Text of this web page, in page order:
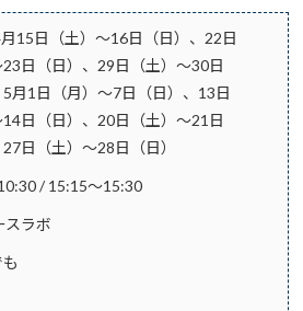
15日（土）～16日（日）、22日
23日（日）、29日（土）～30日
5月1日（月）～7日（日）、13日
14日（日）、20日（土）～21日
27日（土）～28日（日）
/ 15:15～15:30
スラボ